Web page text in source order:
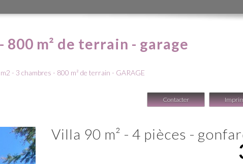
800 m² de terrain - garage
- 3 chambres - 800 m² de terrain - GARAGE
Contacter
villa 90 m² - 4 pièces -